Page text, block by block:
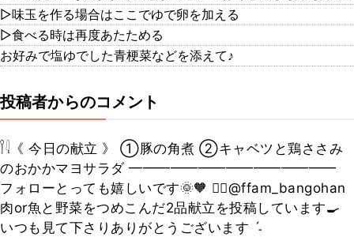
▷味玉を作る場合はここでゆで卵を加える
▷食べる時は再度あたためる
お好みで塩ゆでした青梗菜などを添えて♪
投稿者からのコメント
𓌉𓇋《 今日の献立 》 ①豚の角煮 ②キャベツと鶏ささみ
のおかかマヨサラダ ━━━━━━━━━━━━━━━
フォローとっても嬉しいです🌞🧡 👉🏻@ffam_bangohan
肉or魚と野菜をつめこんだ2品献立を投稿しています🍳
いつも見て下さりありがとうございます ˊ˗